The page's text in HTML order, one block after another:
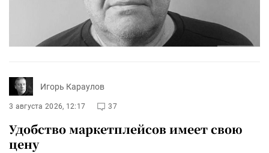
Игорь Караулов
3 августа 2026, 12:17 37
Удобство маркетплейсов имеет свою
цену